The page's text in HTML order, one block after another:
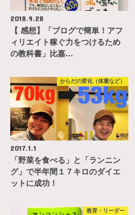
2018.9.28
【 感想】「ブログで簡単！アフ
ィリエイト稼ぐ力をつけるため
の教科書」比嘉…
からだの変化（体重など）
2017.1.1
「野菜を食べる」と「ランニン
グ」で半年間１７キロのダイエ
ットに成功！
教育・リーダー